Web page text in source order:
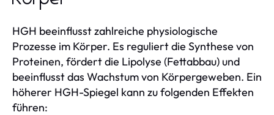
HGH beeinflusst zahlreiche physiologische
Prozesse im Körper. Es reguliert die Synthese von
Proteinen, fördert die Lipolyse (Fettabbau) und
beeinflusst das Wachstum von Körpergeweben. Ein
höherer HGH-Spiegel kann zu folgenden Effekten
führen: